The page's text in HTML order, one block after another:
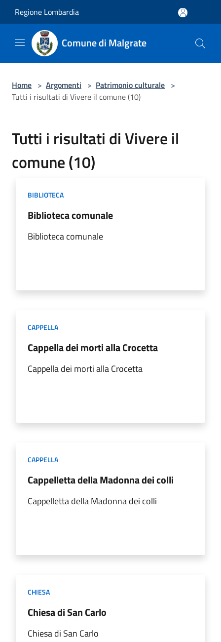
Regione Lombardia
Comune di Malgrate
Home > Argomenti > Patrimonio culturale >
Tutti i risultati di Vivere il comune (10)
Tutti i risultati di Vivere il
comune (10)
BIBLIOTECA
Biblioteca comunale
Biblioteca comunale
CAPPELLA
Cappella dei morti alla Crocetta
Cappella dei morti alla Crocetta
CAPPELLA
Cappelletta della Madonna dei colli
Cappelletta della Madonna dei colli
CHIESA
Chiesa di San Carlo
Chiesa di San Carlo